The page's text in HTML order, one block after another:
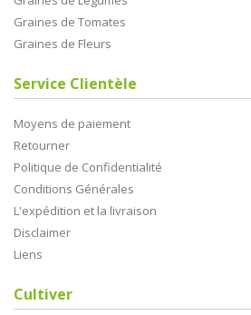
Graines de Tomates
Graines de Fleurs
Service Clientèle
Moyens de paiement
Retourner
Politique de Confidentialité
Conditions Générales
L'expédition et la livraison
Disclaimer
Liens
Cultiver